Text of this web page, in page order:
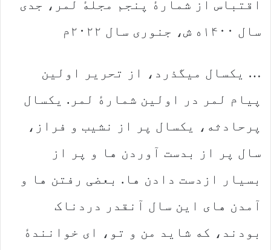
اقتباس از شمارهٔ پنجم مجلهٔ لمر، جدی
سال ۱۴۰۰ه ش، جنوری سال ۲۰۲۲م
… یکسال میگذرد، از تحریر اولین
پیام لمر در اولین شمارهٔ لمر. یکسال
پرحادثه، یکسال پر از نشیب و فراز،
سال پر از بدست آوردن ها و پر از
بسیار ازدست دادن ها. بعضی رفتن ها و
آمدن های این سال آنقدر دردناک
بودند، که شاید من و تو، ای خوانندهٔ